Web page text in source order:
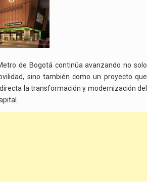
de Bogotá continúa avanzando no solo
sino también como un proyecto que
la transformación y modernización del